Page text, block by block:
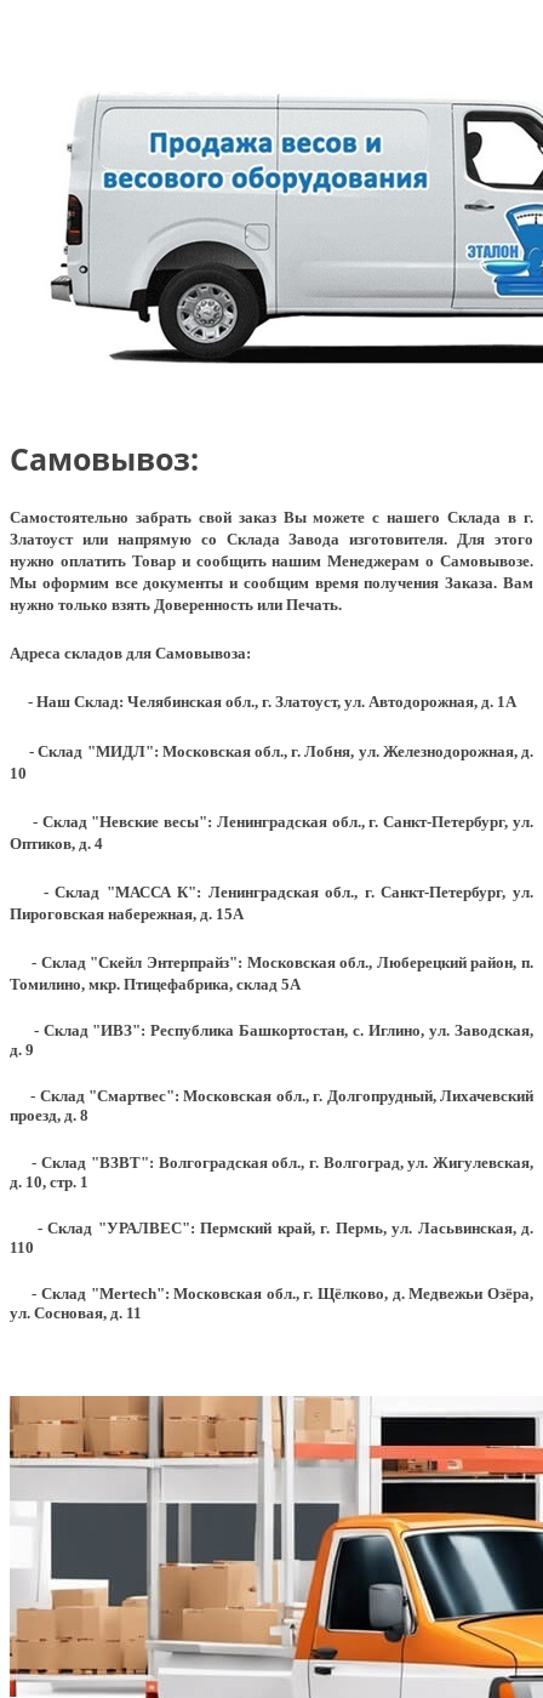
Самовывоз:
Самостоятельно забрать свой заказ Вы можете с нашего Склада в г.
Златоуст или напрямую со Склада Завода изготовителя. Для этого
нужно оплатить Товар и сообщить нашим Менеджерам о Самовывозе.
Мы оформим все документы и сообщим время получения Заказа. Вам
нужно только взять Доверенность или Печать.
Адреса складов для Самовывоза:
- Наш Склад: Челябинская обл., г. Златоуст, ул. Автодорожная, д. 1А
- Склад "МИДЛ": Московская обл., г. Лобня, ул. Железнодорожная, д.
10
- Склад "Невские весы": Ленинградская обл., г. Санкт-Петербург, ул.
Оптиков, д. 4
- Склад "МАССА К": Ленинградская обл., г. Санкт-Петербург, ул.
Пироговская набережная, д. 15А
- Склад "Скейл Энтерпрайз": Московская обл., Люберецкий район, п.
Томилино, мкр. Птицефабрика, склад 5А
- Склад "ИВЗ": Республика Башкортостан, с. Иглино, ул. Заводская,
д. 9
- Склад "Смартвес":Московская обл., г. Долгопрудный, Лихачевский
проезд, д. 8
- Склад "ВЗВТ": Волгоградская обл., г. Волгоград, ул. Жигулевская,
д. 10, стр. 1
- Склад "УРАЛВЕС": Пермский край, г. Пермь, ул. Ласьвинская, д.
110
- Склад "Mertech": Московская обл., г. Щёлково, д. Медвежьи Озёра,
ул. Сосновая, д. 11